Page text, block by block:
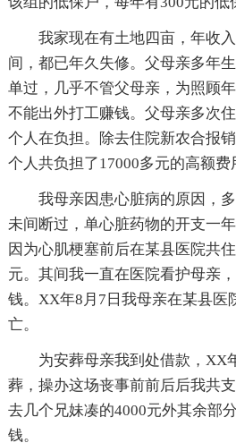
我家现在有土地四亩，年收
间，都已年久失修。父母亲多年
单过，几乎不管父母亲，为照顾
不能出外打工赚钱。父母亲多次
个人在负担。除去住院新农合报
个人共负担了17000多元的高额费
我母亲因患心脏病的原因，
未间断过，单心脏药物的开支一
因为心肌梗塞前后在某县医院共
元。其间我一直在医院看护母亲
钱。XX年8月7日我母亲在某县医
亡。
为安葬母亲我到处借款，XX
葬，操办这场丧事前前后后我共
去几个兄妹凑的4000元外其余部
钱。